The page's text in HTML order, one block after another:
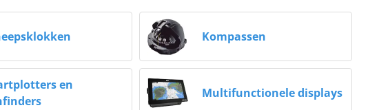
Kompassen
en
Multifunctionele displays